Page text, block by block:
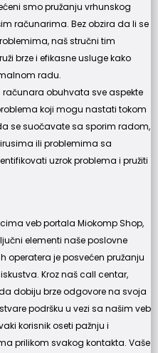
smo pružanju vrhunskog
računarima. Bez obzira da li se
naš stručni tim
brze i efikasne usluge kako
radu.
obuhvata sve aspekte
koji mogu nastati tokom
se suočavate sa sporim radom,
ili problemima sa
uzrok problema i pružiti
veb portala Miokomp Shop,
elementi naše poslovne
operatera je posvećen pružanju
Kroz naš call centar,
dobiju brze odgovore na svoja
podršku u vezi sa našim veb
korisnik oseti pažnju i
prilikom svakog kontakta. Vaše